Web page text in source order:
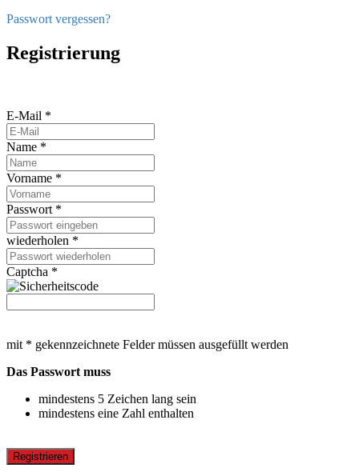
Passwort vergessen?
Registrierung
E-Mail *
Name *
Vorname *
Passwort *
wiederholen *
Captcha *
mit * gekennzeichnete Felder müssen ausgefüllt werden
Das Passwort muss
mindestens 5 Zeichen lang sein
mindestens eine Zahl enthalten
Registrieren